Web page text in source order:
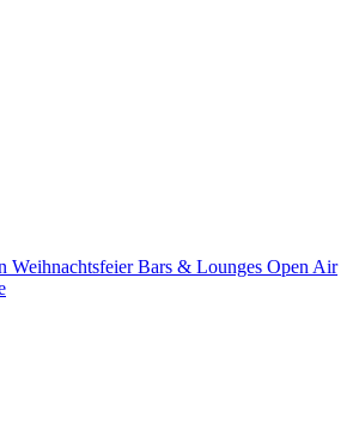
WeihnachtsfeierBars & Lounges Open Air